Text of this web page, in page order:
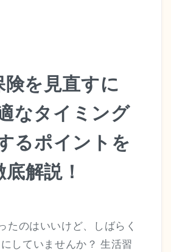
険を見直すに
なタイミング
るポイントを
底解説！
たのはいいけど、しばらく
していませんか？ 生活習